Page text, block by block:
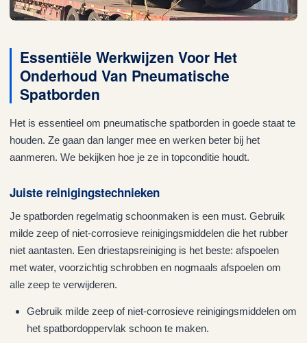
Essentiële Werkwijzen Voor Het
Onderhoud Van Pneumatische
Spatborden
Het is essentieel om pneumatische spatborden in goede staat te
houden. Ze gaan dan langer mee en werken beter bij het
aanmeren. We bekijken hoe je ze in topconditie houdt.
Juiste reinigingstechnieken
Je spatborden regelmatig schoonmaken is een must. Gebruik
milde zeep of niet-corrosieve reinigingsmiddelen die het rubber
niet aantasten. Een driestapsreiniging is het beste: afspoelen
met water, voorzichtig schrobben en nogmaals afspoelen om
alle zeep te verwijderen.
Gebruik milde zeep of niet-corrosieve reinigingsmiddelen om
het spatbordoppervlak schoon te maken.